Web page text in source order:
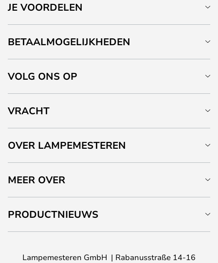
JE VOORDELEN
BETAALMOGELIJKHEDEN
VOLG ONS OP
VRACHT
OVER LAMPEMESTEREN
MEER OVER
PRODUCTNIEUWS
Lampemesteren GmbH Rabanusstraße 14-16